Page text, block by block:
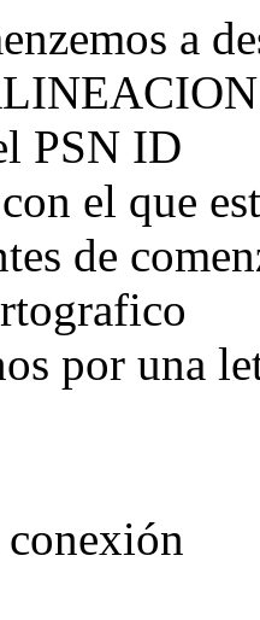
a
PSN ID
el que
de
por una